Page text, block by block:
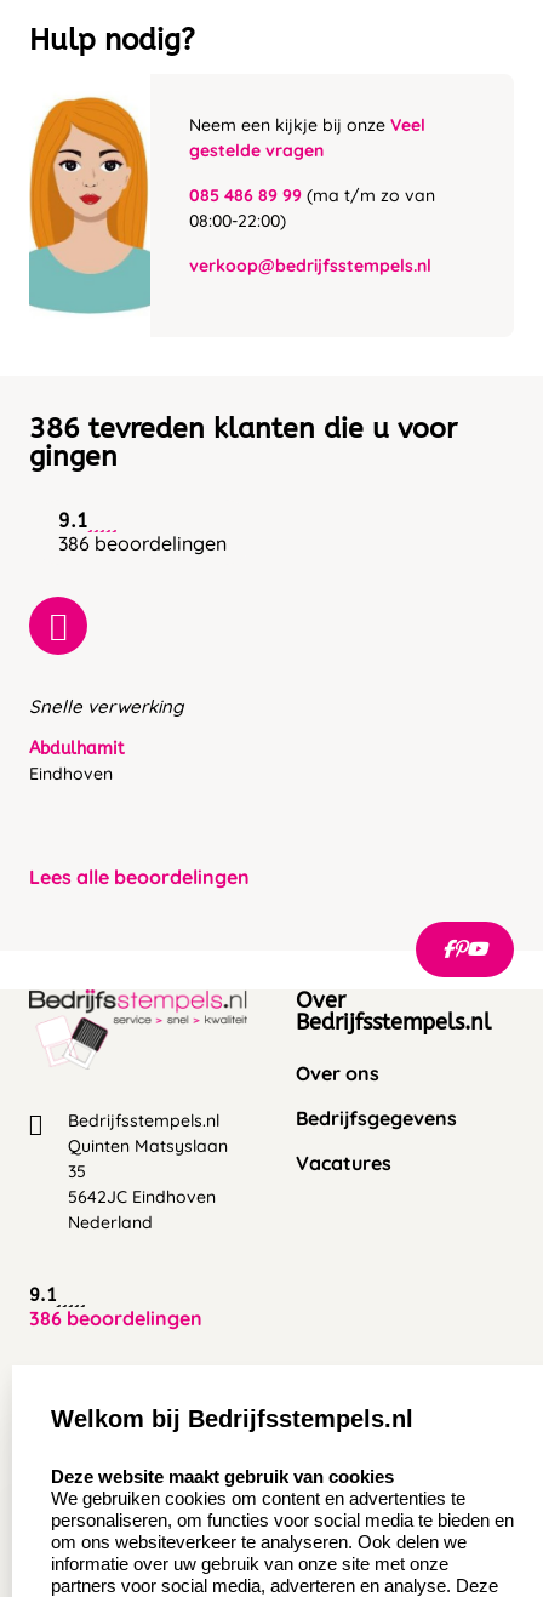
Hulp nodig?
Neem een kijkje bij onze Veel
gestelde vragen
085 486 89 99 (ma t/m zo van
08:00-22:00)
verkoop@bedrijfsstempels.nl
386 tevreden klanten die u voor
gingen
9.1
386 beoordelingen
Snelle verwerking
Abdulhamit
Eindhoven
Lees alle beoordelingen
Bedrijfsstempels.nl
Quinten Matsyslaan
35
5642JC Eindhoven
Nederland
9.1
386 beoordelingen
Over
Bedrijfsstempels.nl
Over ons
Bedrijfsgegevens
Vacatures
Aanvraag op maat
Wederverkoper
worden
Sale
Contact opnemen
Veel gestelde vragen
Retourneren
Herroepingsrecht
Welkom bij Bedrijfsstempels.nl
Deze website maakt gebruik van cookies
We gebruiken cookies om content en advertenties te
personaliseren, om functies voor social media te bieden en
om ons websiteverkeer te analyseren. Ook delen we
informatie over uw gebruik van onze site met onze
partners voor social media, adverteren en analyse. Deze